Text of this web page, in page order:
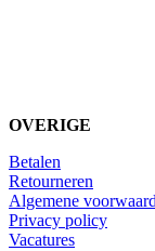
OVERIGE
Betalen
Retourneren
Algemene
Privacy policy
Vacatures